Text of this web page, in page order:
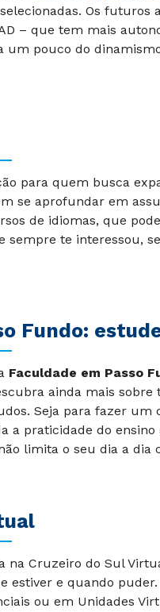
Os futuros
– que tem mais
pouco do
para quem busca
se aprofundar em
de idiomas, que
te interessou,
Fundo:
Faculdade em Passo
ainda mais sobre
Seja para fazer
a praticidade do
limita o seu dia a dia
na Cruzeiro do Sul
estiver e quando puder.
ou em Unidades